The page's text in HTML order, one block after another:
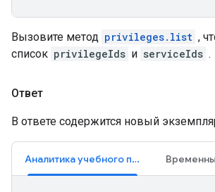
Вызовите метод privileges.list ,
список privilegeIds и serviceIds .
Ответ
В ответе содержится новый
Аналитика учебного процесса